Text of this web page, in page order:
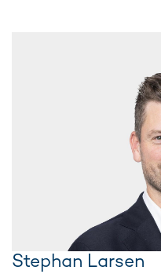
Stephan Larsen